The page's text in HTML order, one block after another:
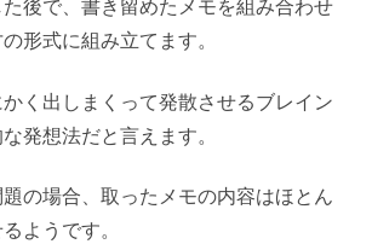
後で、書き留めたメモを組み合わせ
形式に組み立てます。
く出しまくって発散させるブレイン
発想法だと言えます。
の場合、取ったメモの内容はほとん
ようです。